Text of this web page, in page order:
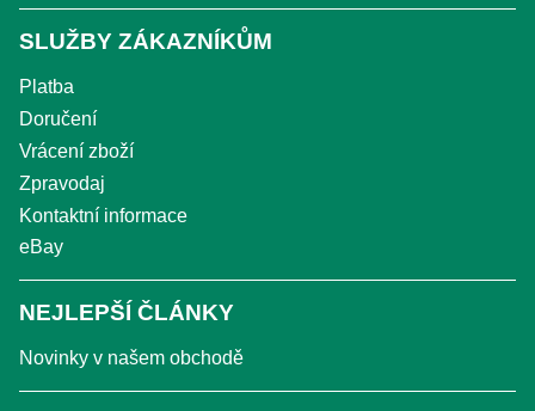
SLUŽBY ZÁKAZNÍKŮM
Platba
Doručení
Vrácení zboží
Zpravodaj
Kontaktní informace
eBay
NEJLEPŠÍ ČLÁNKY
Novinky v našem obchodě